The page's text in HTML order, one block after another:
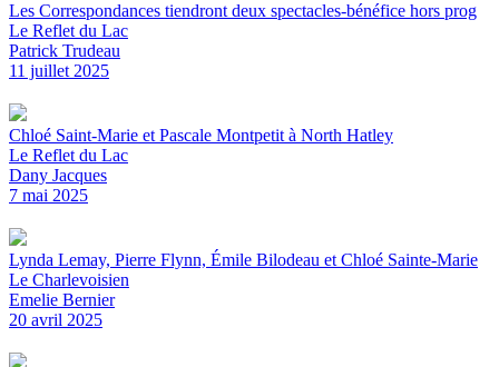
Les Correspondances tiendront deux spectacles-bénéfice hors prog
Le Reflet du Lac
Patrick Trudeau
11 juillet 2025
Chloé Saint-Marie et Pascale Montpetit à North Hatley
Le Reflet du Lac
Dany Jacques
7 mai 2025
Lynda Lemay, Pierre Flynn, Émile Bilodeau et Chloé Sainte-Marie
Le Charlevoisien
Emelie Bernier
20 avril 2025